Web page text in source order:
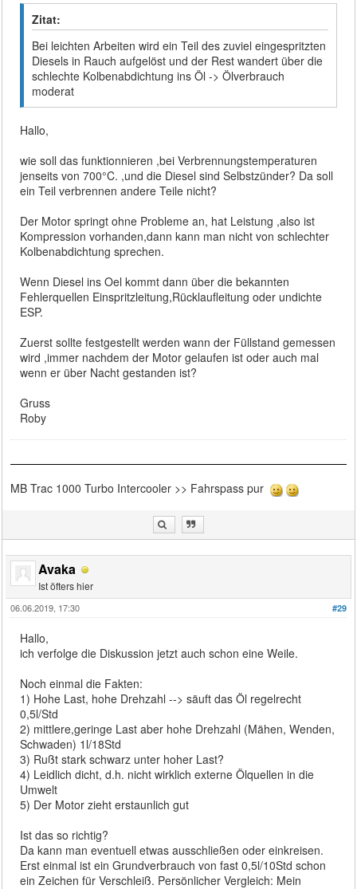
Zitat:
Bei leichten Arbeiten wird ein Teil des zuviel eingespritzten
Diesels in Rauch aufgelöst und der Rest wandert über die
schlechte Kolbenabdichtung ins Öl -> Ölverbrauch
moderat
Hallo,
wie soll das funktionnieren ,bei Verbrennungstemperaturen
jenseits von 700°C. ,und die Diesel sind Selbstzünder? Da soll
ein Teil verbrennen andere Teile nicht?
Der Motor springt ohne Probleme an, hat Leistung ,also ist
Kompression vorhanden,dann kann man nicht von schlechter
Kolbenabdichtung sprechen.
Wenn Diesel ins Oel kommt dann über die bekannten
Fehlerquellen Einspritzleitung,Rücklaufleitung oder undichte
ESP.
Zuerst sollte festgestellt werden wann der Füllstand gemessen
wird ,immer nachdem der Motor gelaufen ist oder auch mal
wenn er über Nacht gestanden ist?
Gruss
Roby
MB Trac 1000 Turbo Intercooler >> Fahrspass pur
Avaka
Ist öfters hier
#29
06.06.2019, 17:30
Hallo,
ich verfolge die Diskussion jetzt auch schon eine Weile.
Noch einmal die Fakten:
1) Hohe Last, hohe Drehzahl --> säuft das Öl regelrecht
0,5l/Std
2) mittlere,geringe Last aber hohe Drehzahl (Mähen, Wenden,
Schwaden) 1l/18Std
3) Rußt stark schwarz unter hoher Last?
4) Leidlich dicht, d.h. nicht wirklich externe Ölquellen in die
Umwelt
5) Der Motor zieht erstaunlich gut
Ist das so richtig?
Da kann man eventuell etwas ausschließen oder einkreisen.
Erst einmal ist ein Grundverbrauch von fast 0,5l/10Std schon
ein Zeichen für Verschleiß. Persönlicher Vergleich: Mein